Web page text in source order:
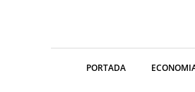
PORTADA